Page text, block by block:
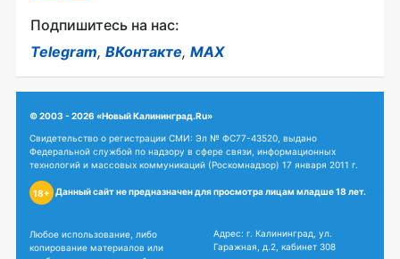
Подпишитесь на нас:
Telegram, ВКонтакте, MAX
© 2003 - 2026 «Новый Калининград.Ru»
Свидетельство о регистрации СМИ: Эл № ФС77-43520, выдано
Федеральной службой по надзору в сфере связи, информационных
технологий и массовых коммуникаций (Роскомнадзор) 17 января 2011 г.
18+ Данный сайт не предназначен для просмотра лицам младше 18 лет.
Любое использование, либо
копирование материалов или
Адрес: г. Калининград, ул.
Гаражная, д.2, кабинет 308